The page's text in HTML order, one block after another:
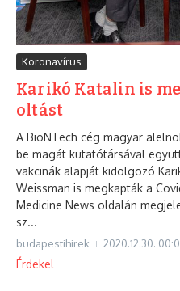
Koronavírus
Karikó Katalin is
oltást
A BioNTech cég magyar
be magát kutatótársával
vakcinák alapját kidolgozó
Weissman is megkapták a
Medicine News oldalán
sz...
budapestihirek 2020.12.30.
Érdekel